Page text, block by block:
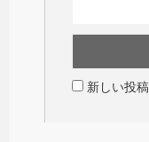
新しい投